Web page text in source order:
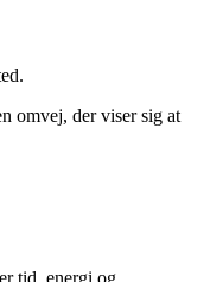
omvej, der viser sig at
tid, energi og